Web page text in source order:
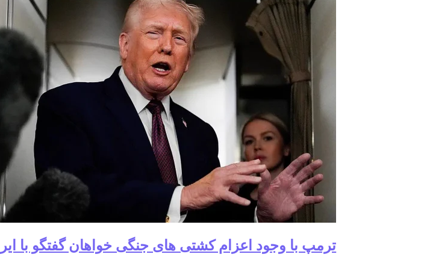
ترمپ با وجود اعزام کشتی های جنگی خواهان گفتگو با